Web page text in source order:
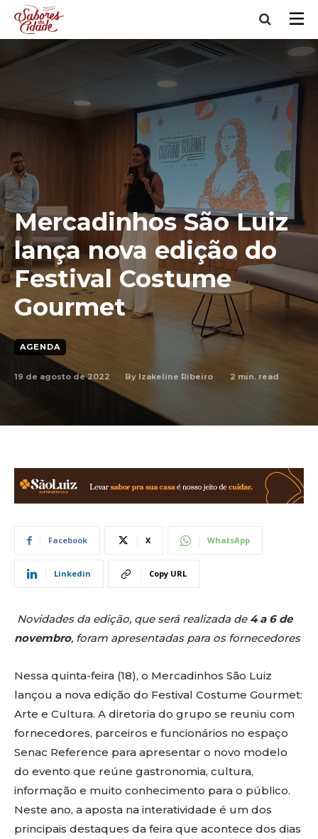
Mercadinhos São Luiz
lança nova edição do
Festival Costume
Gourmet
AGENDA
19 de agosto de 2022 By Izakeline Ribeiro 2 min. read
Facebook X WhatsApp
Linkedin Copy URL
Novidades da edição, que será realizada de 4 a 6 de
novembro, foram apresentadas para os fornecedores
Nessa quinta-feira (18), o Mercadinhos São Luiz
lançou a nova edição do Festival Costume Gourmet:
Arte e Cultura. A diretoria do grupo se reuniu com
fornecedores, parceiros e funcionários no espaço
Senac Reference para apresentar o novo modelo
do evento que reúne gastronomia, cultura,
informação e muito conhecimento para o público.
Neste ano, a aposta na interatividade é um dos
principais destaques da feira que acontece dos dias